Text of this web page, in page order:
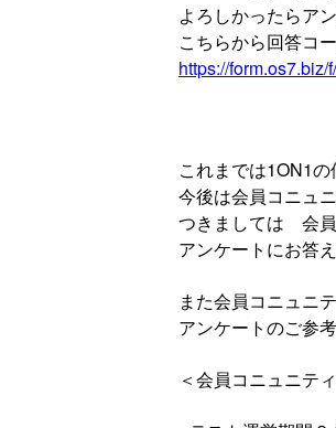
よろしかったらア
こちらから回答コ
https://form.os7.biz/
これまでは1ON1
今後は会員コニュ
つきましては 会
アンケートにお答
また会員コニュニ
アンケートのご参
＜会員コニュニテ